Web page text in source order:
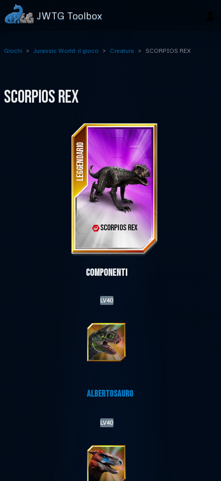
JWTG Toolbox
Giochi Jurassic World: il gioco Creature SCORPIOS REX
SCORPIOS REX
LEGGENDARIO
SCORPIOS REX
Componenti
LV40
ALBERTOSAURO
LV40